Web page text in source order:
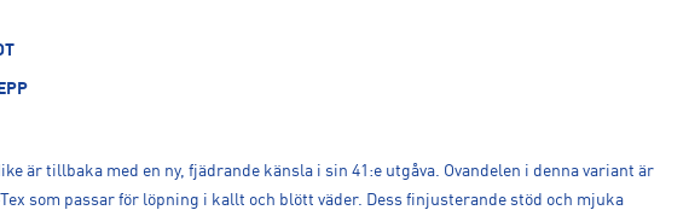
är tillbaka med en ny, fjädrande känsla i sin 41:e utgåva. Ovandelen i denna variant är
som passar för löpning i kallt och blött väder. Dess finjusterande stöd och mjuka